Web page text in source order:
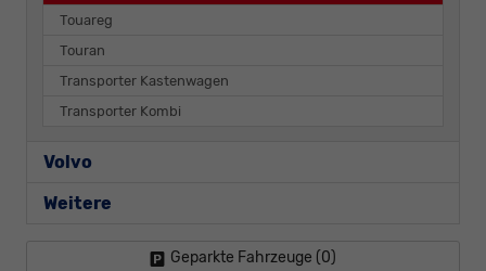
Touareg
Touran
Transporter Kastenwagen
Transporter Kombi
Volvo
Weitere
Geparkte Fahrzeuge (0)